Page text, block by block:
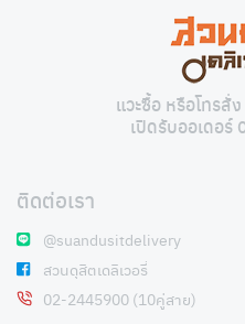
แวะซื้อ หรือโทรสั่
เปิดรับออเดอ
ติดต่อเรา
@suandusitdelivery
สวนดุสิตเดลิเวอรี่
02-2445900 (10คู่สาย)